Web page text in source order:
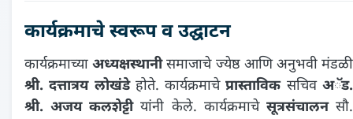
कार्यक्रमाचे स्वरूप व उद्घाटन
कार्यक्रमाच्याअध्यक्षस्थानीसमाजाचे ज्येष्ठ आणि अनुभवी मंडळी
श्री. दत्तात्रय लोखंडेहोते. कार्यक्रमाचेप्रास्ताविकसचिवअॅड.
श्री. अजय कलशेट्टीयांनी केले. कार्यक्रमाचे सूत्रसंचालनसौ.